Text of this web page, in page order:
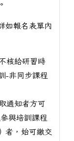
如報名表單內
核給研習時
-非同步課程
通知者方可
與培訓課程
者，始可繳交